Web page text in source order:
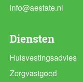
Diensten
Huisvestingsadvies
Zorgvastgoed
info@aestate.nl